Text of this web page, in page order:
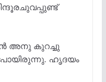
അനു കുറച്ചു
ഹൃദയം